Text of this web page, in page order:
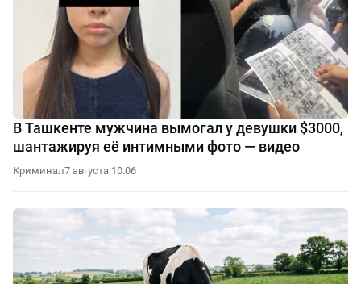
В Ташкенте мужчина вымогал у девушки $3000,
шантажируя её интимными фото — видео
Криминал7 августа 10:06